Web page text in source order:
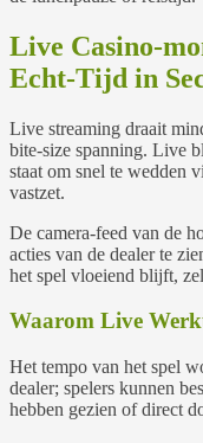
Live
Echt‑Tijd in
Live streaming draait
bite‑size spanning. Live
staat om snel te wedden
vastzet.
De camera‑feed van de
acties van de dealer te
het spel vloeiend blijft,
Waarom Live
Het tempo van het spel
dealer; spelers kunnen
hebben gezien of direct